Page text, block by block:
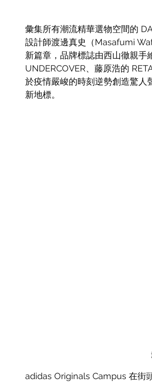
彙集所有潮流精華選物空間的
設計師渡邊真史
（Masafumi
新篇章，品牌標誌由西山徹親手
UNDERCOVER、藤原浩的
於疫情嚴峻的時刻逆勢創造驚人
新地標。
adidas Originals Campus 在街